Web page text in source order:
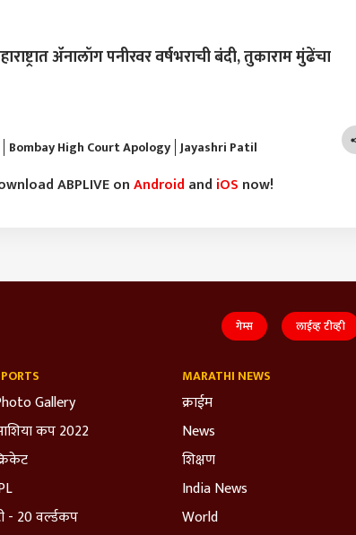
ॲनालॉग पनीरवर वर्षभराची बंदी, तुकाराम मुंढेंचा
Bombay High Court Apology Jayashri Patil
ABPLIVE onAndroid and iOS now!
गेम्स लाईव्ह टीव्ही
Gallery
कप 2022
- 20 वर्ल्डकप
MARATHI NEWS
क्राईम
News
शिक्षण
India News
World